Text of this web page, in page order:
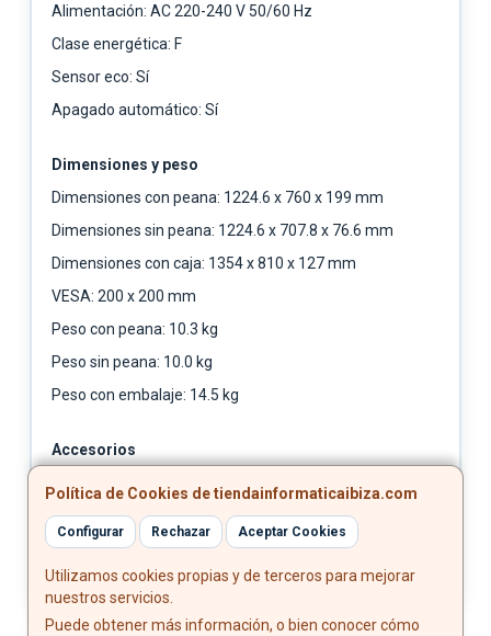
Alimentación: AC 220-240 V 50/60 Hz
Clase energética: F
Sensor eco: Sí
Apagado automático: Sí
Dimensiones y peso
Dimensiones con peana: 1224.6 x 760 x 199 mm
Dimensiones sin peana: 1224.6 x 707.8 x 76.6 mm
Dimensiones con caja: 1354 x 810 x 127 mm
VESA: 200 x 200 mm
Peso con peana: 10.3 kg
Peso sin peana: 10.0 kg
Peso con embalaje: 14.5 kg
Accesorios
Compatibilidad: Soporte Full Motion Slim
Política de Cookies de tiendainformaticaibiza.com
Configurar Rechazar Aceptar Cookies
Utilizamos cookies propias y de terceros para mejorar
nuestros servicios.
Puede obtener más información, o bien conocer cómo